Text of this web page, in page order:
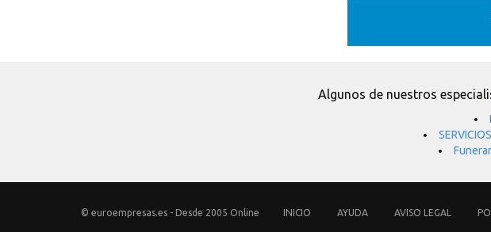
Algunos de nuestros
© euroempresas.es - Desde 2005 Online INICIO AYUDA AVISO LEGAL